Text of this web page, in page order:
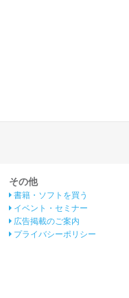
その他
書籍・ソフトを買う
イベント・セミナー
広告掲載のご案内
プライバシーポリシー